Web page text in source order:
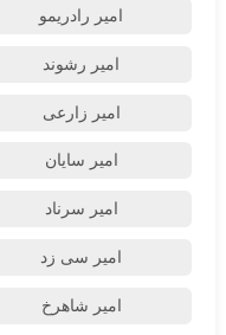
امیر رادریمو
امیر رشوند
امیر زارعی
امیر سایان
امیر سرناد
امیر سی زد
امیر شاهرخ